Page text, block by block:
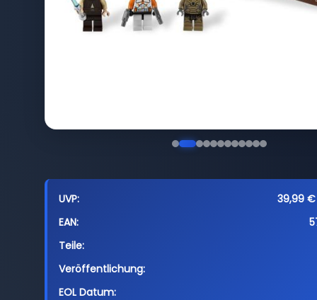
UVP:
39,99
EAN:
Teile:
Veröffentlichung:
EOL Datum: